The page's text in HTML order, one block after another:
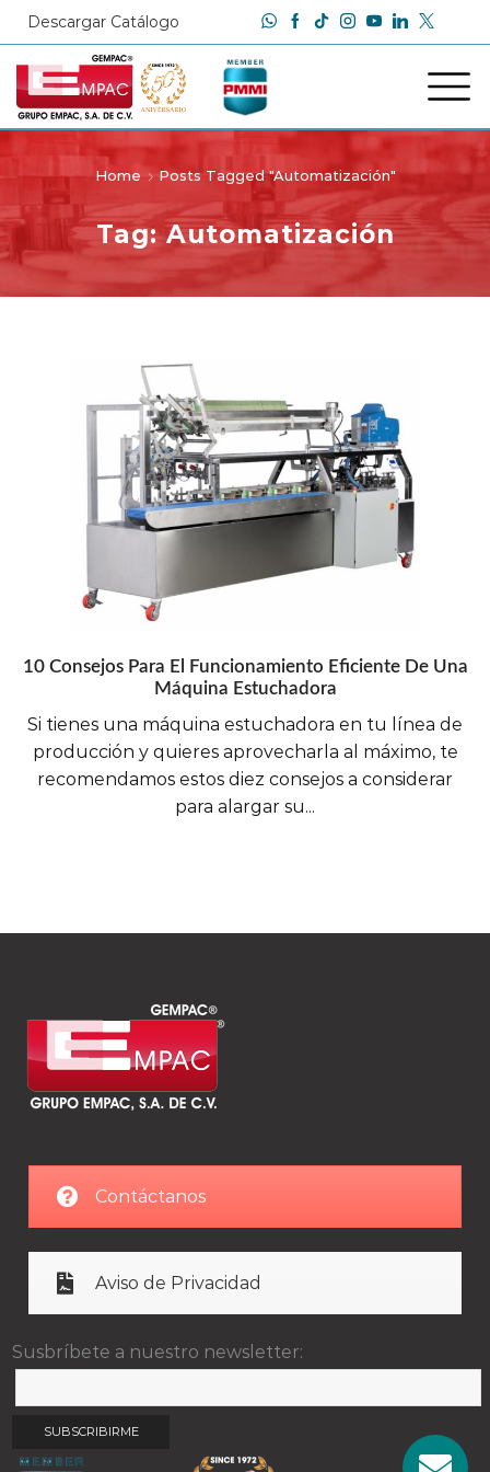
Descargar Catálogo
Home Posts Tagged "Automatización"
Tag: Automatización
10 Consejos Para El Funcionamiento Eficiente De Una
Máquina Estuchadora
Si tienes una máquina estuchadora en tu línea de
producción y quieres aprovecharla al máximo, te
recomendamos estos diez consejos a considerar
para alargar su...
Contáctanos
Aviso de Privacidad
Susbríbete a nuestro newsletter: